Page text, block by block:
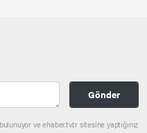
Gönder
ve ehaber.tv.tr sitesine yaptığınız